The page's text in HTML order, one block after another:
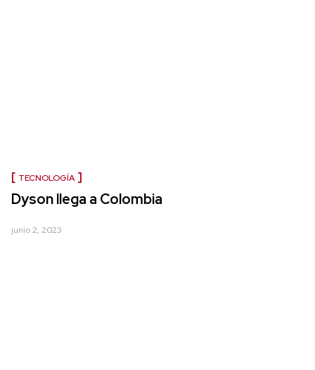
TECNOLOGÍA
Dyson llega a Colombia
junio 2, 2023